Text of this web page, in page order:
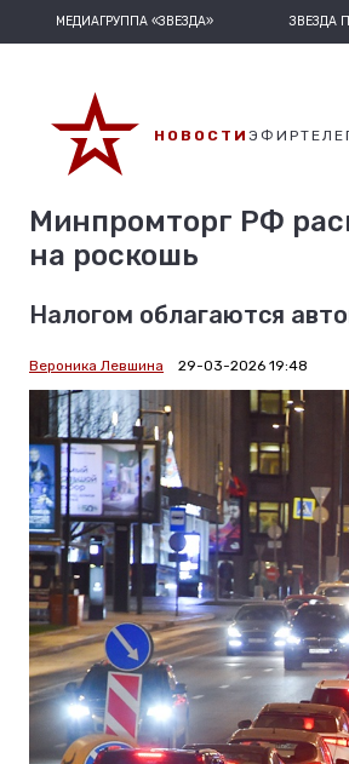
МЕДИАГРУППА «ЗВЕЗДА» ЗВЕЗДА
НОВОСТИ ЭФИР
Минпромторг РФ
на роскошь
Налогом облагаются
Вероника Левшина 29-03-2026 19:48